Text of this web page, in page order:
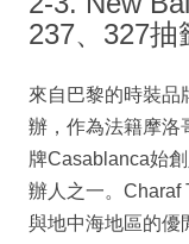
237、327抽
來自巴黎的時裝品
辦，作為法籍摩洛
牌Casablanca始
辦人之一。Charaf
與地中海地區的優